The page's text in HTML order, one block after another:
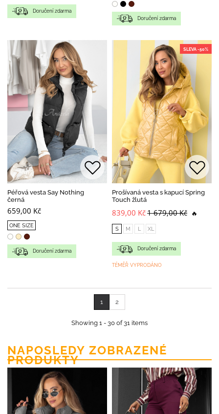
Doručení zdarma
Doručení zdarma
Péřová vesta Say Nothing
černá
659,00 Kč
ONE SIZE
Doručení zdarma
SLEVA -50%
Prošívaná vesta s kapucí Spring
Touch žlutá
839,00 Kč1 679,00 Kč 🔥
S M L XL
Doručení zdarma
TÉMĚŘ VYPRODÁNO
1 2
Showing 1 - 30 of 31 items
NAPOSLEDY ZOBRAZENÉ
PRODUKTY